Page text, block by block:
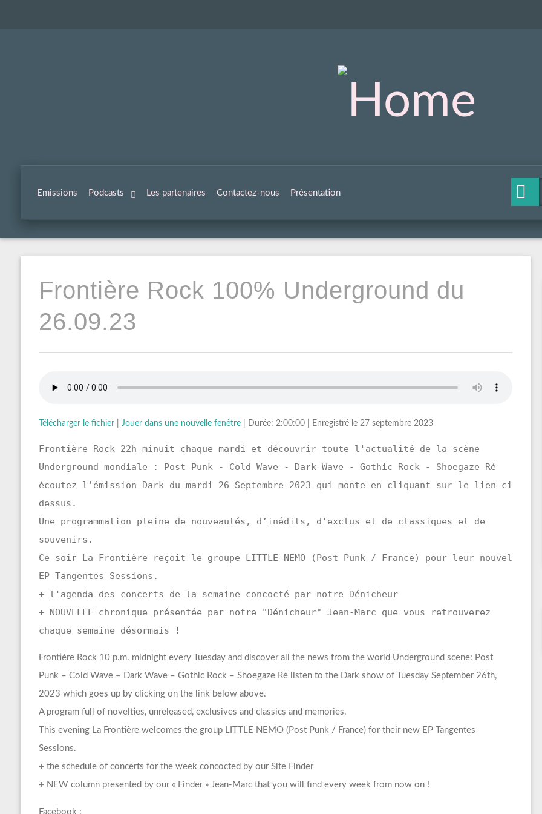
Emissions Podcasts Les partenaires Contactez-nous Présentation
Frontière Rock 100% Underground du
26.09.23
Télécharger le fichier| Jouer dans une nouvelle fenêtre| Durée: 2:00:00| Enregistré le 27 septembre 2023
Frontière Rock 22h minuit chaque mardi et découvrir toute l'actualité de la scène
Underground mondiale : Post Punk - Cold Wave - Dark Wave - Gothic Rock - Shoegaze Ré
écoutez l’émission Dark du mardi 26 Septembre 2023 qui monte en cliquant sur le lien ci
dessus.
Une programmation pleine de nouveautés, d’inédits, d'exclus et de classiques et de
souvenirs.
Ce soir La Frontière reçoit le groupe LITTLE NEMO (Post Punk / France) pour leur nouvel
EP Tangentes Sessions.
+ l'agenda des concerts de la semaine concocté par notre Dénicheur
+ NOUVELLE chronique présentée par notre "Dénicheur" Jean-Marc que vous retrouverez
chaque semaine désormais !
Frontière Rock 10 p.m. midnight every Tuesday and discover all the news from the world Underground scene: Post
Punk – Cold Wave – Dark Wave – Gothic Rock – Shoegaze Ré listen to the Dark show of Tuesday September 26th,
2023 which goes up by clicking on the link below above.
A program full of novelties, unreleased, exclusives and classics and memories.
This evening La Frontière welcomes the group LITTLE NEMO (Post Punk / France) for their new EP Tangentes
Sessions.
+ the schedule of concerts for the week concocted by our Site Finder
+ NEW column presented by our « Finder » Jean-Marc that you will find every week from now on !
Facebook :